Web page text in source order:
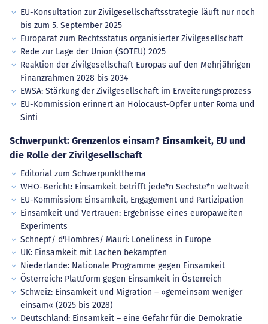
EU-Konsultation zur Zivilgesellschaftsstrategie läuft nur noch
bis zum 5. September 2025
Europarat zum Rechtsstatus organisierter Zivilgesellschaft
Rede zur Lage der Union (SOTEU) 2025
Reaktion der Zivilgesellschaft Europas auf den Mehrjährigen
Finanzrahmen 2028 bis 2034
EWSA: Stärkung der Zivilgesellschaft im Erweiterungsprozess
EU-Kommission erinnert an Holocaust-Opfer unter Roma und
Sinti
Schwerpunkt: Grenzenlos einsam? Einsamkeit, EU und
die Rolle der Zivilgesellschaft
Editorial zum Schwerpunktthema
WHO-Bericht: Einsamkeit betrifft jede*n Sechste*n weltweit
EU-Kommission: Einsamkeit, Engagement und Partizipation
Einsamkeit und Vertrauen: Ergebnisse eines europaweiten
Experiments
Schnepf/ d'Hombres/ Mauri: Loneliness in Europe
UK: Einsamkeit mit Lachen bekämpfen
Niederlande: Nationale Programme gegen Einsamkeit
Österreich: Plattform gegen Einsamkeit in Österreich
Schweiz: Einsamkeit und Migration – »gemeinsam weniger
einsam« (2025 bis 2028)
Deutschland: Einsamkeit – eine Gefahr für die Demokratie